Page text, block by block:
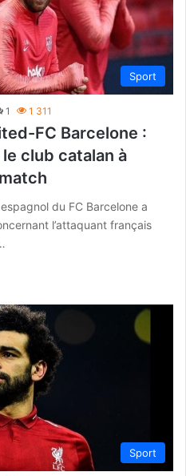
Sport
1 1 311
FC Barcelone :
club catalan à
du FC Barcelone a
l’attaquant français
Sport